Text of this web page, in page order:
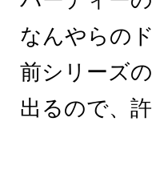
なんやらの
前シリーズ
出るので、